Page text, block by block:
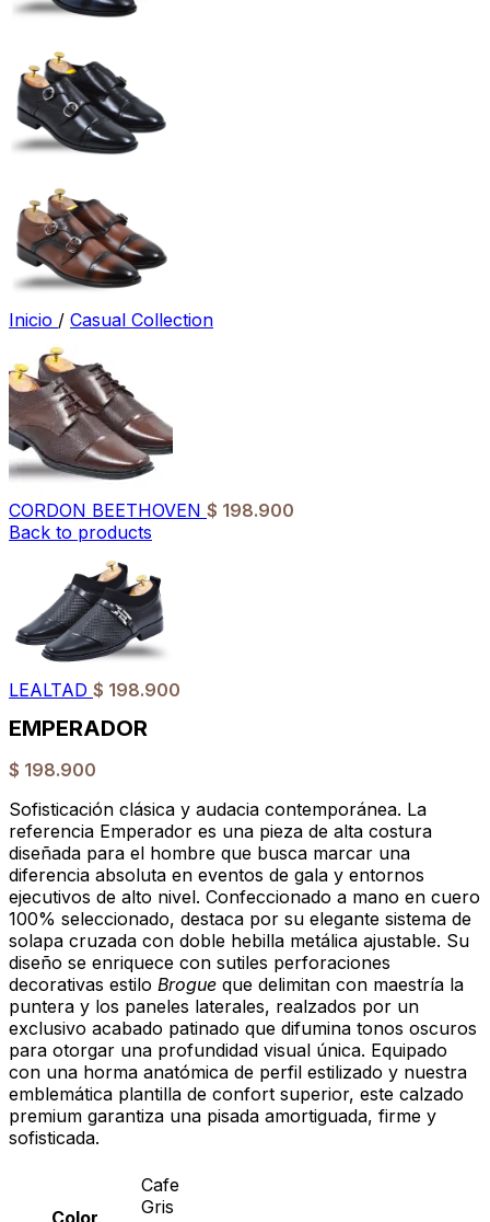
Inicio / Casual Collection
CORDON BEETHOVEN $ 198.900
Back to products
LEALTAD $ 198.900
EMPERADOR
$ 198.900
Sofisticación clásica y audacia contemporánea. La
referencia Emperador es una pieza de alta costura
diseñada para el hombre que busca marcar una
diferencia absoluta en eventos de gala y entornos
ejecutivos de alto nivel. Confeccionado a mano en cuero
100% seleccionado, destaca por su elegante sistema de
solapa cruzada con doble hebilla metálica ajustable. Su
diseño se enriquece con sutiles perforaciones
decorativas estilo Brogue que delimitan con maestría la
puntera y los paneles laterales, realzados por un
exclusivo acabado patinado que difumina tonos oscuros
para otorgar una profundidad visual única. Equipado
con una horma anatómica de perfil estilizado y nuestra
emblemática plantilla de confort superior, este calzado
premium garantiza una pisada amortiguada, firme y
sofisticada.
Cafe
Gris